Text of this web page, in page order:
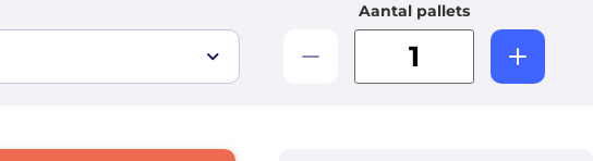
Aantal pallets